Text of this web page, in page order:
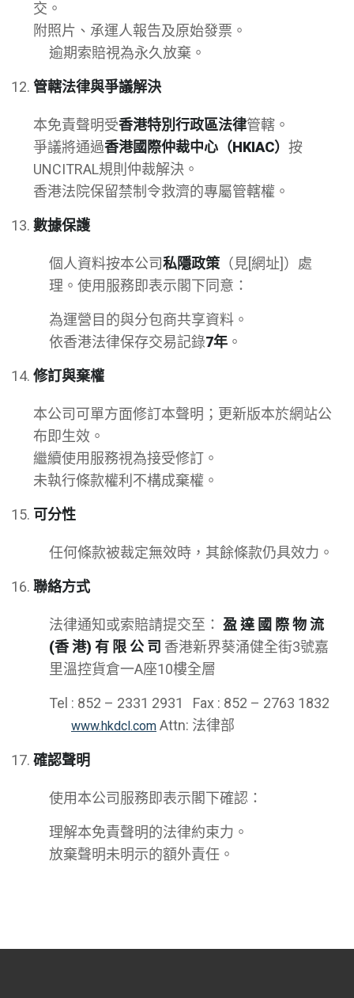
交。
附照片、承運人報告及原始發票。
逾期索賠視為永久放棄。
管轄法律與爭議解決
本免責聲明受香港特別行政區法律管轄。
爭議將通過香港國際仲裁中心（HKIAC） 按
UNCITRAL規則仲裁解決。
香港法院保留禁制令救濟的專屬管轄權。
數據保護
個人資料按本公司私隱政策 （見[網址]）處
理。使用服務即表示閣下同意：
為運營目的與分包商共享資料。
依香港法律保存交易記錄7年 。
修訂與棄權
本公司可單方面修訂本聲明；更新版本於網站公
布即生效。
繼續使用服務視為接受修訂。
未執行條款權利不構成棄權。
可分性
任何條款被裁定無效時，其餘條款仍具效力。
聯絡方式
法律通知或索賠請提交至： 盈 達 國 際 物 流
(香 港) 有 限 公 司 香港新界葵涌健全街3號嘉
里溫控貨倉一A座10樓全層
Tel : 852 – 2331 2931 Fax : 852 – 2763 1832
www.hkdcl.com Attn: 法律部
確認聲明
使用本公司服務即表示閣下確認：
理解本免責聲明的法律約束力。
放棄聲明未明示的額外責任。